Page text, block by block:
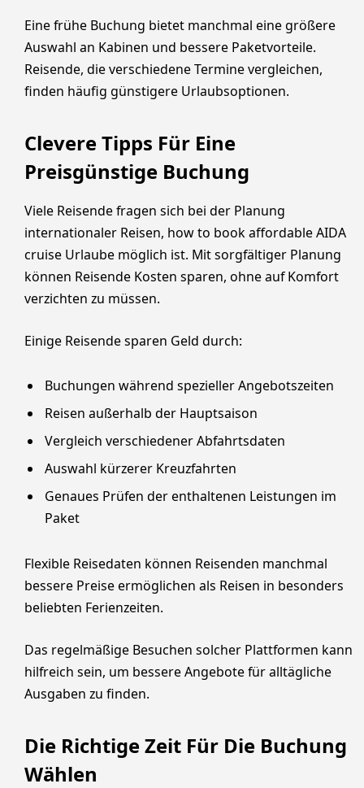
Eine frühe Buchung bietet manchmal eine größere
Auswahl an Kabinen und bessere Paketvorteile.
Reisende, die verschiedene Termine vergleichen,
finden häufig günstigere Urlaubsoptionen.
Clevere Tipps Für Eine
Preisgünstige Buchung
Viele Reisende fragen sich bei der Planung
internationaler Reisen, how to book affordable AIDA
cruise Urlaube möglich ist. Mit sorgfältiger Planung
können Reisende Kosten sparen, ohne auf Komfort
verzichten zu müssen.
Einige Reisende sparen Geld durch:
Buchungen während spezieller Angebotszeiten
Reisen außerhalb der Hauptsaison
Vergleich verschiedener Abfahrtsdaten
Auswahl kürzerer Kreuzfahrten
Genaues Prüfen der enthaltenen Leistungen im
Paket
Flexible Reisedaten können Reisenden manchmal
bessere Preise ermöglichen als Reisen in besonders
beliebten Ferienzeiten.
Das regelmäßige Besuchen solcher Plattformen kann
hilfreich sein, um bessere Angebote für alltägliche
Ausgaben zu finden.
Die Richtige Zeit Für Die Buchung
Wählen